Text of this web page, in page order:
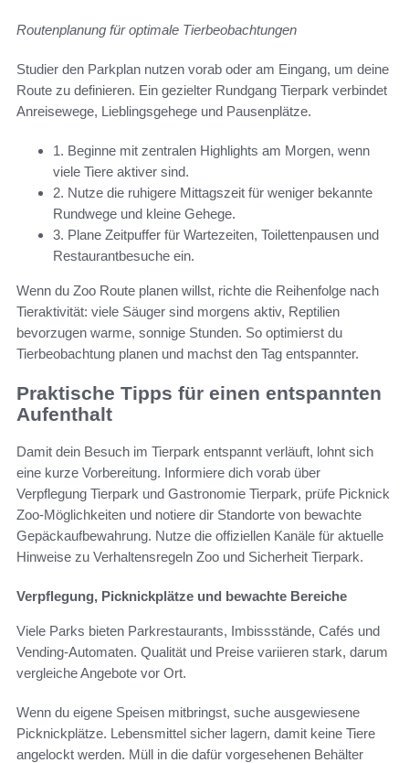
Routenplanung für optimale Tierbeobachtungen
Studier den Parkplan nutzen vorab oder am Eingang, um deine
Route zu definieren. Ein gezielter Rundgang Tierpark verbindet
Anreisewege, Lieblingsgehege und Pausenplätze.
1. Beginne mit zentralen Highlights am Morgen, wenn
viele Tiere aktiver sind.
2. Nutze die ruhigere Mittagszeit für weniger bekannte
Rundwege und kleine Gehege.
3. Plane Zeitpuffer für Wartezeiten, Toilettenpausen und
Restaurantbesuche ein.
Wenn du Zoo Route planen willst, richte die Reihenfolge nach
Tieraktivität: viele Säuger sind morgens aktiv, Reptilien
bevorzugen warme, sonnige Stunden. So optimierst du
Tierbeobachtung planen und machst den Tag entspannter.
Praktische Tipps für einen entspannten
Aufenthalt
Damit dein Besuch im Tierpark entspannt verläuft, lohnt sich
eine kurze Vorbereitung. Informiere dich vorab über
Verpflegung Tierpark und Gastronomie Tierpark, prüfe Picknick
Zoo‑Möglichkeiten und notiere dir Standorte von bewachte
Gepäckaufbewahrung. Nutze die offiziellen Kanäle für aktuelle
Hinweise zu Verhaltensregeln Zoo und Sicherheit Tierpark.
Verpflegung, Picknickplätze und bewachte Bereiche
Viele Parks bieten Parkrestaurants, Imbissstände, Cafés und
Vending-Automaten. Qualität und Preise variieren stark, darum
vergleiche Angebote vor Ort.
Wenn du eigene Speisen mitbringst, suche ausgewiesene
Picknickplätze. Lebensmittel sicher lagern, damit keine Tiere
angelockt werden. Müll in die dafür vorgesehenen Behälter